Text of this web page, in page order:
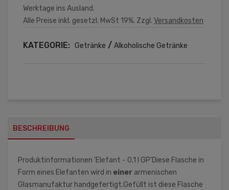
Werktage ins Ausland.
Alle Preise inkl. gesetzl. MwSt 19%. Zzgl. Versandkosten
KATEGORIE: Getränke / Alkoholische Getränke
BESCHREIBUNG
Produktinformationen 'Elefant - 0,1 l GP'Diese Flasche in
Form eines Elefanten wird in einer armenischen
Glasmanufaktur handgefertigt.Gefüllt ist diese Flasche